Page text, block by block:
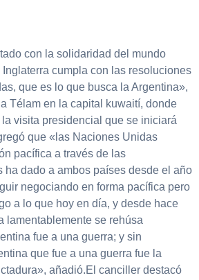
con la solidaridad del mundo
cumpla con las resoluciones
que es lo que busca la Argentina»,
Télam en la capital kuwaití, donde
visita presidencial que se iniciará
que «las Naciones Unidas
pacífica a través de las
ha dado a ambos países desde el año
negociando en forma pacífica pero
a lo que hoy en día, y desde hace
lamentablemente se rehúsa
fue a una guerra; y sin
que fue a una guerra fue la
añadió.El canciller destacó